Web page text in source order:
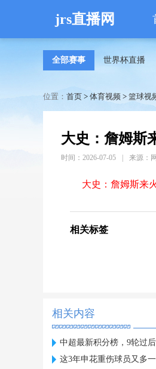
jrs直播网
全部赛事 世界杯直播
位置： 首页 > 体育视频 > 篮球视
大史：詹姆斯
时间：2026-07-05 来源：
大史：詹姆斯来
相关标签
相关内容
中超最新积分榜，9轮过
这3年申花重伤球员又多